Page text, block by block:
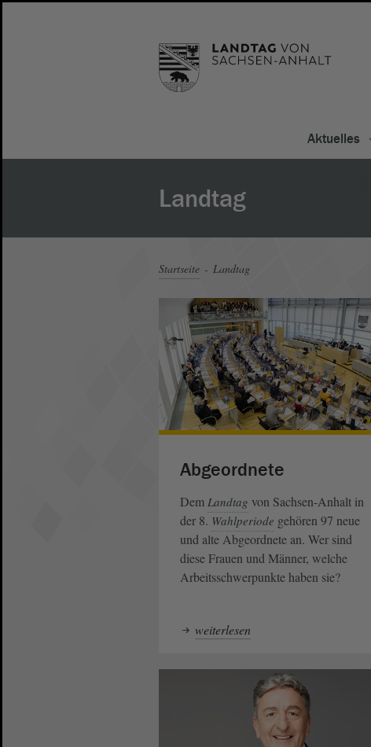
Aktuelles
Landtag
Startseite Landtag
Abgeordnete
Dem Landtag von Sachsen-Anhalt in
der 8. Wahlperiode gehören 97 neue
und alte Abgeordnete an. Wer sind
diese Frauen und Männer, welche
Arbeitsschwerpunkte haben sie?
weiterlesen